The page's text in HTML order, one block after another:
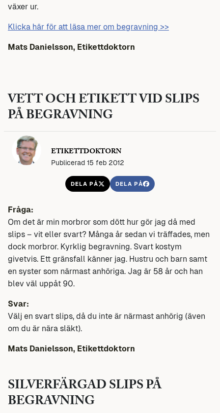
växer ur.
Klicka här för att läsa mer om begravning >>
Mats Danielsson, Etikettdoktorn
VETT OCH ETIKETT VID SLIPS
PÅ BEGRAVNING
ETIKETTDOKTORN
Publicerad 15 feb 2012
DELA PÅ DELA PÅ
Fråga:
Om det är min morbror som dött hur gör jag då med
slips – vit eller svart? Många år sedan vi träffades, men
dock morbror. Kyrklig begravning. Svart kostym
givetvis. Ett gränsfall känner jag. Hustru och barn samt
en syster som närmast anhöriga. Jag är 58 år och han
blev väl uppåt 90.
Svar:
Välj en svart slips, då du inte är närmast anhörig (även
om du är nära släkt).
Mats Danielsson, Etikettdoktorn
SILVERFÄRGAD SLIPS PÅ
BEGRAVNING